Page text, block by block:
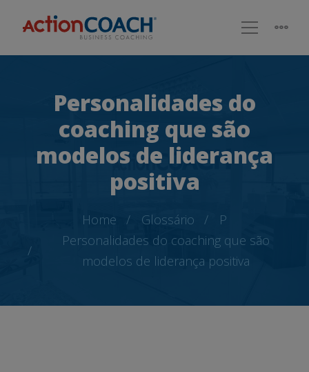
Personalidades do
coaching que são
modelos de liderança
positiva
Home Glossário
P
Personalidades do coaching que são
modelos de liderança positiva